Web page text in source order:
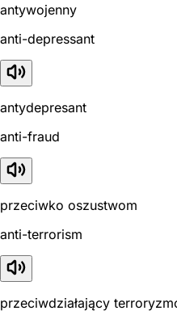
antywojenny
anti-depressant
antydepresant
anti-fraud
przeciwko oszustwom
anti-terrorism
przeciwdziałający